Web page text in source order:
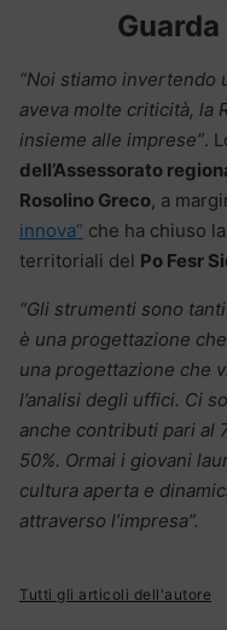
“Noi stiamo invertendo
aveva molte criticità, la
insieme alle imprese”.
dell’Assessorato
Rosolino Greco, a
innova” che ha chiuso
territoriali del Po Fesr
“Gli strumenti sono tanti
è una progettazione
una progettazione che
l’analisi degli uffici. Ci
anche contributi pari al
50%. Ormai i giovani
cultura aperta e
attraverso l’impresa”.
Tutti gli articoli dell'autore